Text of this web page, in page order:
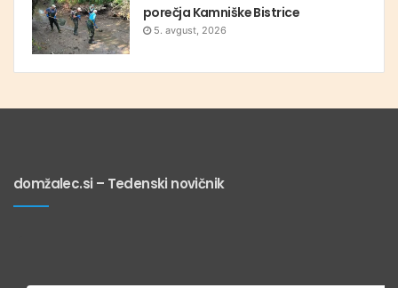
porečja Kamniške Bistrice
5. avgust, 2026
domžalec.si – Tedenski novičnik